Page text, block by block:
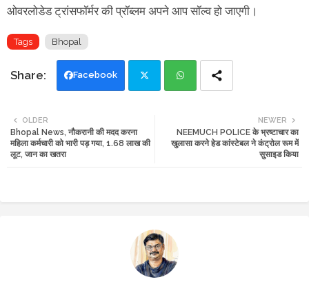
ओवरलोडेड ट्रांसफॉर्मर की प्रॉब्लम अपने आप सॉल्व हो जाएगी।
Tags Bhopal
Facebook
tte ats
NEWER
NEEMUCH POLICE के भ्रष्टाचार का
खुलासा करने हेड कांस्टेबल ने कंट्रोल रूम में
सुसाइड किया
OLDER
Bhopal News, नौकरानी की मदद करना
महिला कर्मचारी को भारी पड़ गया, 1.68 लाख की
लूट, जान का खतरा